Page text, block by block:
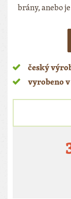
brány, anebo
český
vyrobeno